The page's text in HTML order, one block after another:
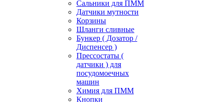
Сальники для ПММ
Датчики мутности
Корзины
Шланги сливные
Бункер ( Дозатор /
Диспенсер )
Прессостаты (
датчики ) для
посудомоечных
машин
Химия для ПММ
Кнопки